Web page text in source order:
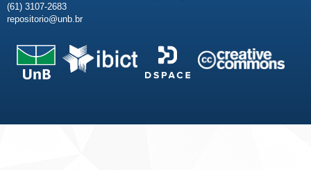
(61) 3107-2683
repositorio@unb.br